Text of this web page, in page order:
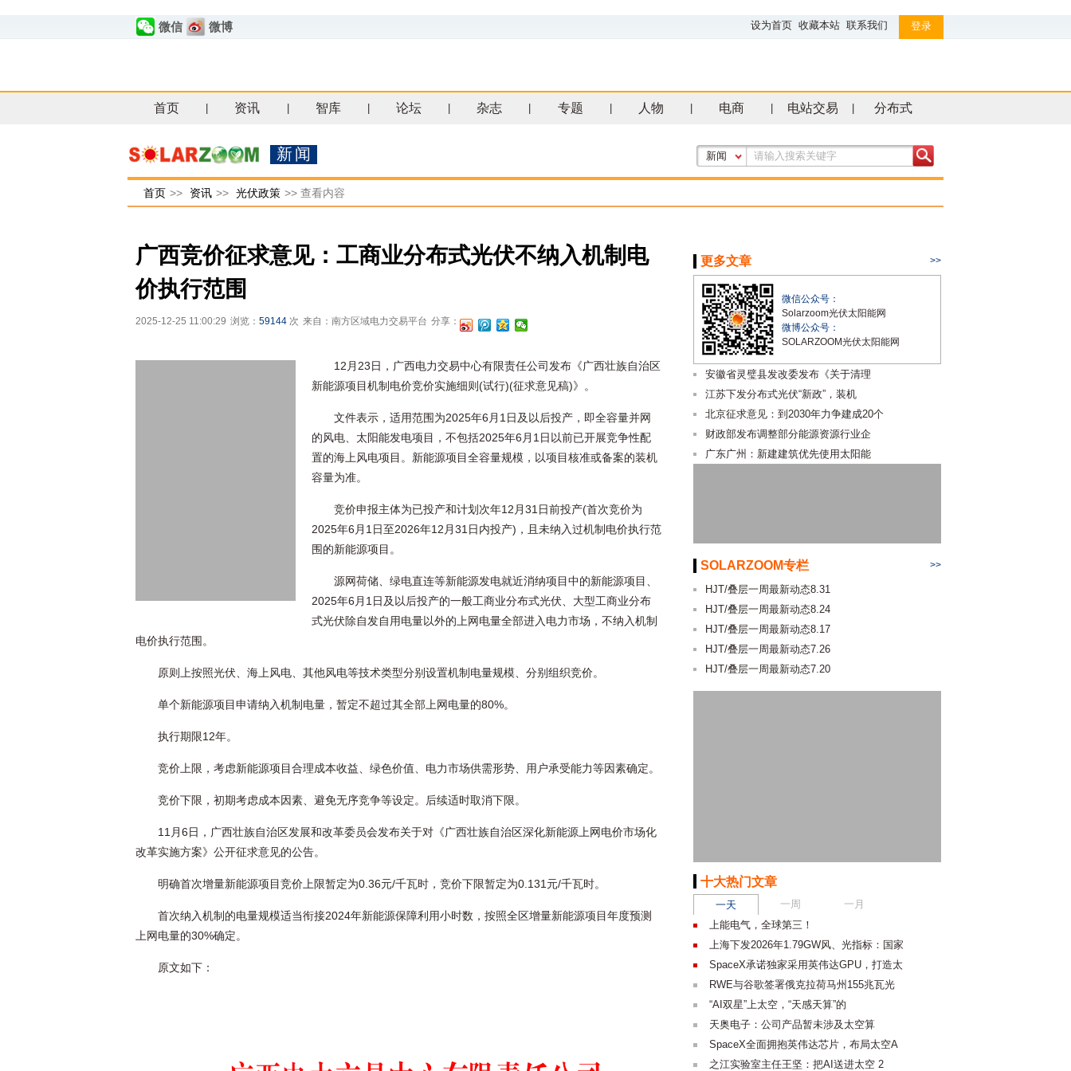
微信 微博 设为首页 收藏本站 联系我们 登录
首页 资讯 智库 论坛 杂志 专题 人物 电商 电站交易 分布式
新闻 新闻
首页 >> 资讯 >> 光伏政策 >> 查看内容
广西竞价征求意见：工商业分布式光伏不纳入机制电
价执行范围
2025-12-25 11:00:29 浏览： 59144 次 来自：南方区域电力交易平台 分享：
12月23日，广西电力交易中心有限责任公司发布《广西壮族自治区
新能源项目机制电价竞价实施细则(试行)(征求意见稿)》。
文件表示，适用范围为2025年6月1日及以后投产，即全容量并网
的风电、太阳能发电项目，不包括2025年6月1日以前已开展竞争性配
置的海上风电项目。新能源项目全容量规模，以项目核准或备案的装机
容量为准。
竞价申报主体为已投产和计划次年12月31日前投产(首次竞价为
2025年6月1日至2026年12月31日内投产)，且未纳入过机制电价执行范
围的新能源项目。
源网荷储、绿电直连等新能源发电就近消纳项目中的新能源项目、
2025年6月1日及以后投产的一般工商业分布式光伏、大型工商业分布
式光伏除自发自用电量以外的上网电量全部进入电力市场，不纳入机制
电价执行范围。
原则上按照光伏、海上风电、其他风电等技术类型分别设置机制电量规模、分别组织竞价。
单个新能源项目申请纳入机制电量，暂定不超过其全部上网电量的80%。
执行期限12年。
竞价上限，考虑新能源项目合理成本收益、绿色价值、电力市场供需形势、用户承受能力等因素确定。
竞价下限，初期考虑成本因素、避免无序竞争等设定。后续适时取消下限。
11月6日，广西壮族自治区发展和改革委员会发布关于对《广西壮族自治区深化新能源上网电价市场化
改革实施方案》公开征求意见的公告。
明确首次增量新能源项目竞价上限暂定为0.36元/千瓦时，竞价下限暂定为0.131元/千瓦时。
首次纳入机制的电量规模适当衔接2024年新能源保障利用小时数，按照全区增量新能源项目年度预测
上网电量的30%确定。
原文如下：
更多文章 >>
微信公众号：
Solarzoom光伏太阳能网
微博公众号：
SOLARZOOM光伏太阳能网
安徽省灵璧县发改委发布《关于清理
江苏下发分布式光伏“新政”，装机
北京征求意见：到2030年力争建成20个
财政部发布调整部分能源资源行业企
广东广州：新建建筑优先使用太阳能
SOLARZOOM专栏 >>
HJT/叠层一周最新动态8.31
HJT/叠层一周最新动态8.24
HJT/叠层一周最新动态8.17
HJT/叠层一周最新动态7.26
HJT/叠层一周最新动态7.20
十大热门文章
一天 一周
一月
上能电气，全球第三！
上海下发2026年1.79GW风、光指标：国家
SpaceX承诺独家采用英伟达GPU，打造太
RWE与谷歌签署俄克拉荷马州155兆瓦光
“AI双星”上太空，“天感天算”的
天奥电子：公司产品暂未涉及太空算
SpaceX全面拥抱英伟达芯片，布局太空A
之江实验室主任王坚：把AI送进太空 2